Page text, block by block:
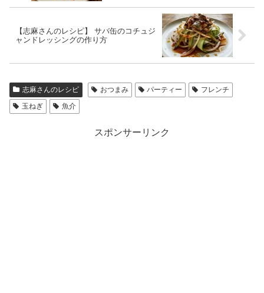
【志麻さんのレシピ】 サバ缶のコチュジ
ャンドレッシングの作り方
志麻さんのレシピ おつまみ パーティー
フレンチ
玉ねぎ
魚介
スポンサーリンク